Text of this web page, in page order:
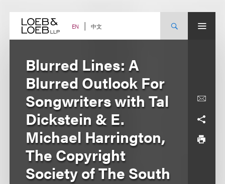
content EN 中文
Blurred Lines: A
Blurred Outlook For
Songwriters with Tal
Dickstein & E.
Michael Harrington,
The Copyright
Society of The South